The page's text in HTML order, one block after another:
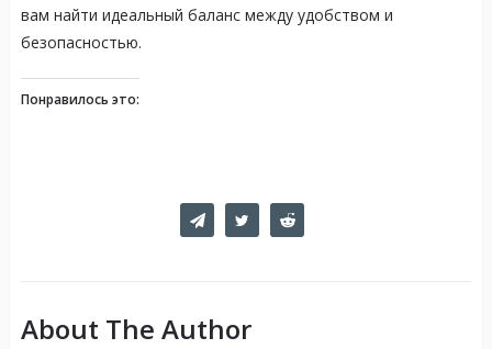
вам найти идеальный баланс между удобством и
безопасностью.
Понравилось это:
About The Author